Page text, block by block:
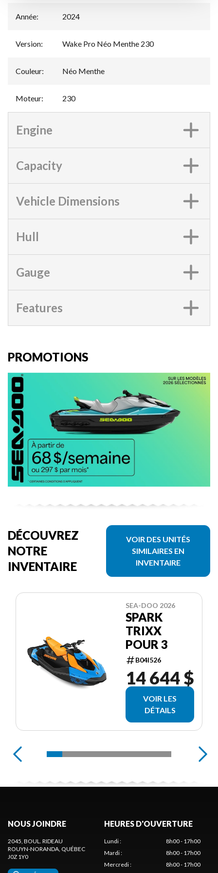
Année: 2024
Version: Wake Pro Néo Menthe 230
Couleur: Néo Menthe
Moteur: 230
Engine
Capacity
Vehicle Dimensions
Hull
Gauge
Features
PROMOTIONS
DÉCOUVREZ
NOTRE
INVENTAIRE
VOIR DES UNITÉS
SIMILAIRES EN
INVENTAIRE
SEA-DOO 2026
SPARK
TRIXX
POUR 3
B04I526
14 644 $
VOIR LES
DÉTAILS
NOUS JOINDRE
2045, BOUL. RIDEAU
ROUYN-NORANDA , QUÉBEC
J0Z 1Y0
HEURES D'OUVERTURE
Lundi:
8h00 - 17h00
Mardi:
8h00 - 17h00
Mercredi:
8h00 - 17h00